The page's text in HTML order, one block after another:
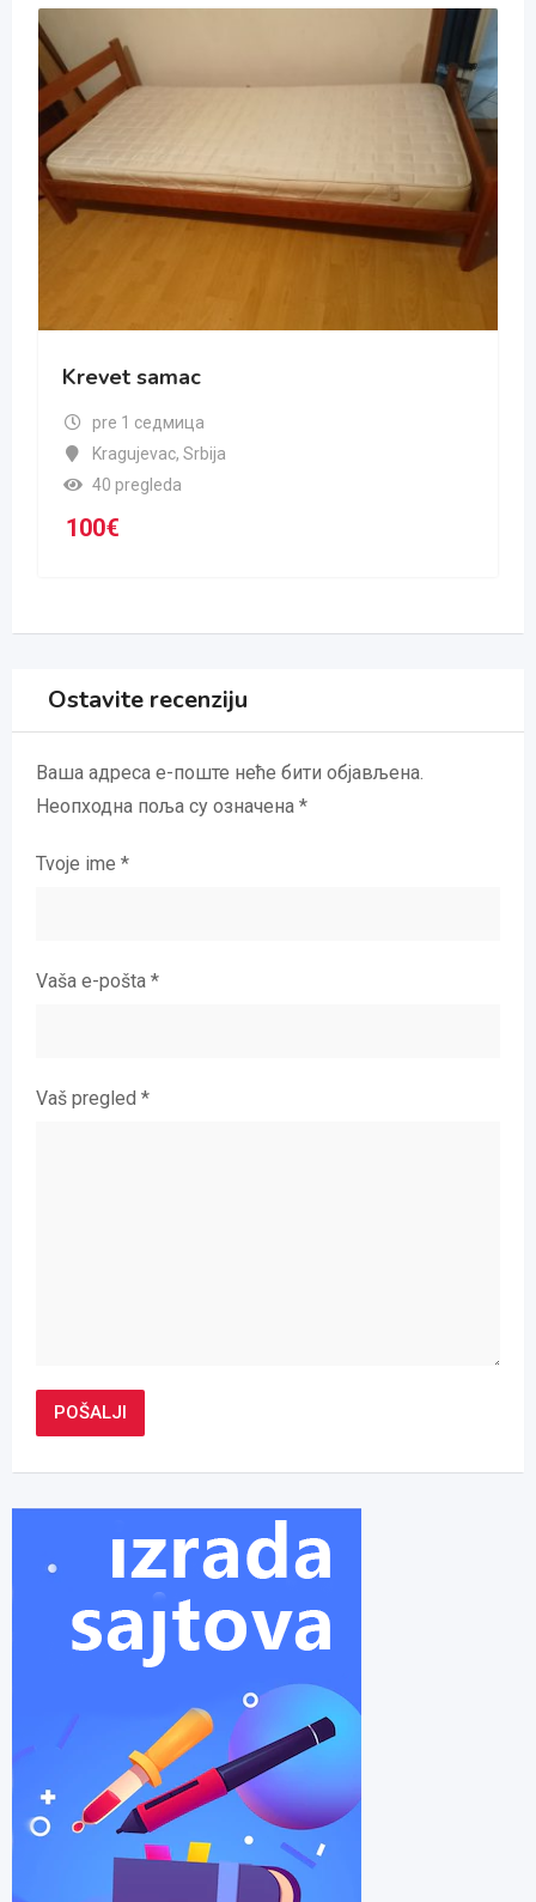
Krevet samac
pre 1 седмица
Kragujevac, Srbija
40 pregleda
100€
Ostavite recenziju
Ваша адреса е-поште неће бити објављена.
Неопходна поља су означена *
Tvoje ime *
Vaša e-pošta *
Vaš pregled *